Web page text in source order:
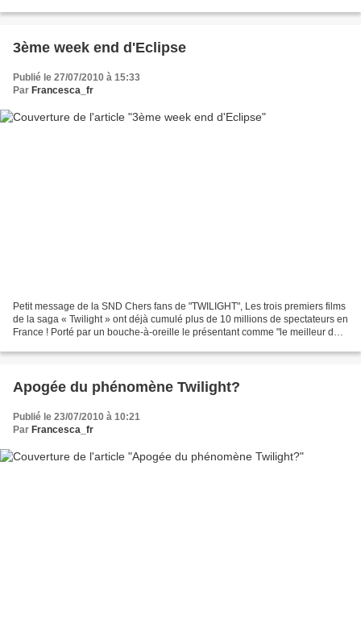
3ème week end d'Eclipse
Publié le 27/07/2010 à 15:33
Par Francesca_fr
Petit message de la SND Chers fans de "TWILIGHT", Les trois premiers films
de la saga « Twilight » ont déjà cumulé plus de 10 millions de spectateurs en
France ! Porté par un bouche-à-oreille le présentant comme "le meilleur des
Apogée du phénomène Twilight?
Publié le 23/07/2010 à 10:21
Par Francesca_fr